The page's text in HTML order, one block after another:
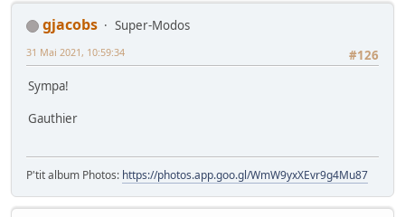
gjacobs
Super-Modos
#126
31 Mai 2021, 10:59:34
Sympa!
Gauthier
P'tit album Photos: https://photos.app.goo.gl/WmW9yxXEvr9g4Mu87